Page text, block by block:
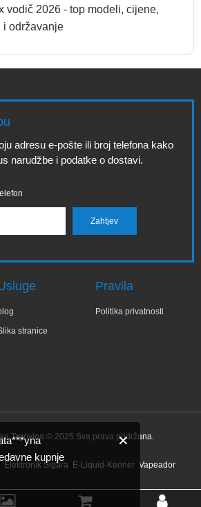
vodič 2026 - top modeli, cijene,
i održavanje
adresu e-pošte ili broj telefona kako
narudžbe i podatke o dostavi.
stranice
Pravila
Politika privatnosti
Trgovina © 2025 Sva prava pridržana.
Elektronik Sigara E-Liquid-Kenner Vapeador
✕
kupnje